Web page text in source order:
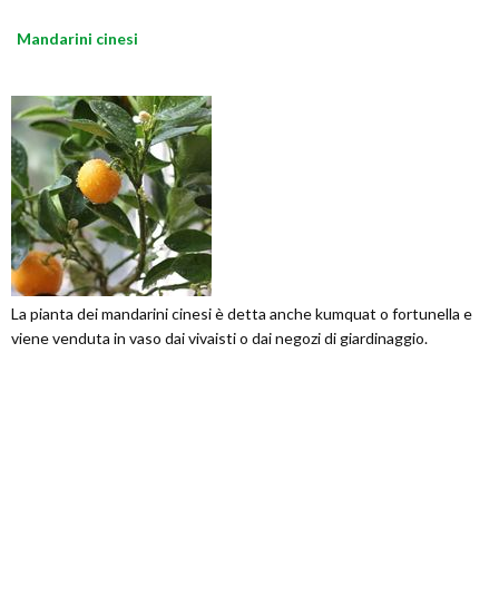
Mandarini cinesi
La pianta dei mandarini cinesi è detta anche kumquat o fortunella e
viene venduta in vaso dai vivaisti o dai negozi di giardinaggio.